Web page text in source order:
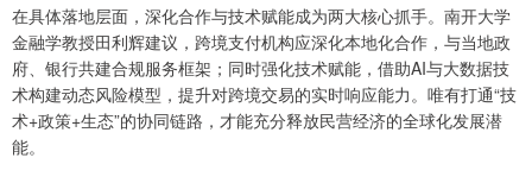
在具体落地层面，深化合作与技术赋能成为两大核心抓手。南开大学
金融学教授田利辉建议，跨境支付机构应深化本地化合作，与当地政
府、银行共建合规服务框架；同时强化技术赋能，借助AI与大数据技
术构建动态风险模型，提升对跨境交易的实时响应能力。唯有打通“技
术+政策+生态”的协同链路，才能充分释放民营经济的全球化发展潜
能。